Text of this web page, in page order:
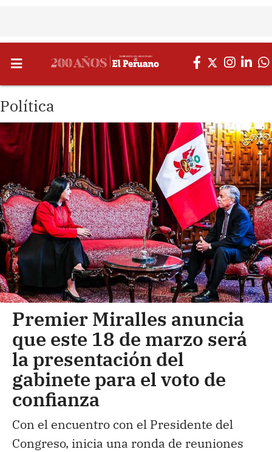
Política
Premier Miralles anuncia
que este 18 de marzo será
la presentación del
gabinete para el voto de
confianza
Con el encuentro con el Presidente del
Congreso, inicia una ronda de reuniones